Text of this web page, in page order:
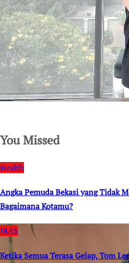
You Missed
Health
Angka Pemuda Bekasi yang Tidak
Bagaimana Kotamu?
IRAS
Ketika Semua Terasa Gelap, Tom